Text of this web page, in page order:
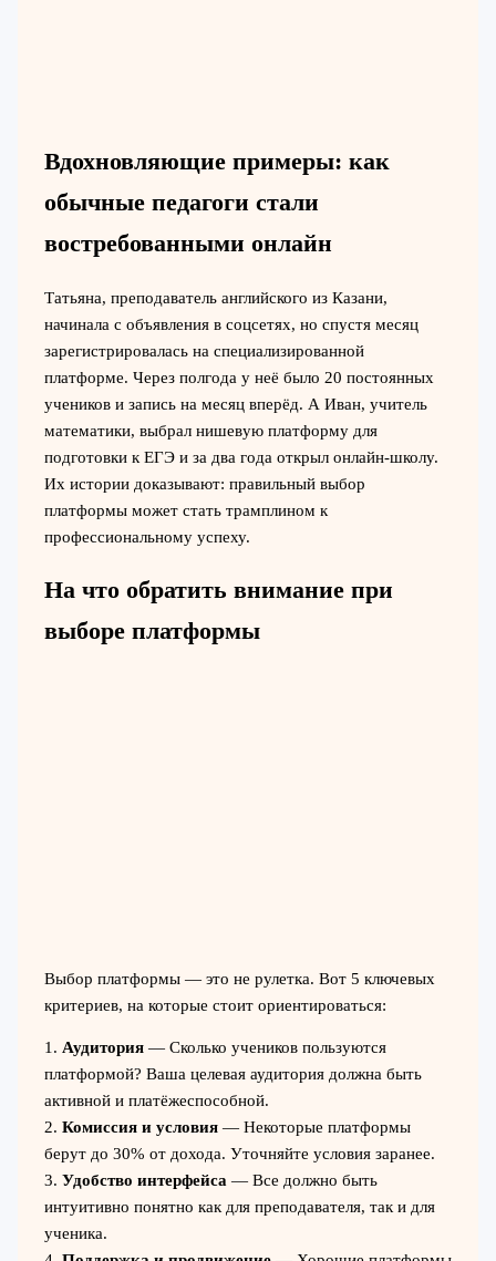
Вдохновляющие примеры: как
обычные педагоги стали
востребованными онлайн
Татьяна, преподаватель английского из Казани,
начинала с объявления в соцсетях, но спустя месяц
зарегистрировалась на специализированной
платформе. Через полгода у неё было 20 постоянных
учеников и запись на месяц вперёд. А Иван, учитель
математики, выбрал нишевую платформу для
подготовки к ЕГЭ и за два года открыл онлайн-школу.
Их истории доказывают: правильный выбор
платформы может стать трамплином к
профессиональному успеху.
На что обратить внимание при
выборе платформы
Выбор платформы — это не рулетка. Вот 5 ключевых
критериев, на которые стоит ориентироваться:
1. Аудитория— Сколько учеников пользуются
платформой? Ваша целевая аудитория должна быть
активной и платёжеспособной.
2. Комиссия и условия— Некоторые платформы
берут до 30% от дохода. Уточняйте условия заранее.
3. Удобство интерфейса— Все должно быть
интуитивно понятно как для преподавателя, так и для
ученика.